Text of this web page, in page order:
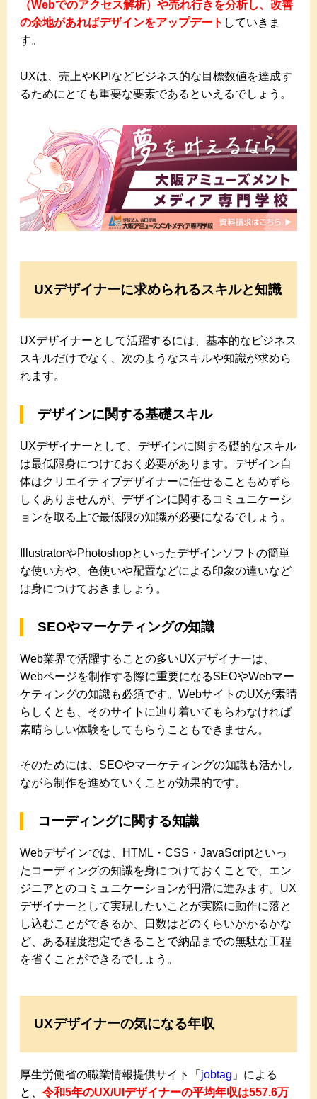
（Webでのアクセス解析）や売れ行きを分析し、改善
の余地があればデザインをアップデート していきま
す。
UXは、売上やKPIなどビジネス的な目標数値を達成す
るためにとても重要な要素であるといえるでしょう。
UXデザイナーに求められるスキルと知識
UXデザイナーとして活躍するには、基本的なビジネス
スキルだけでなく、次のようなスキルや知識が求めら
れます。
デザインに関する基礎スキル
UXデザイナーとして、デザインに関する礎的なスキル
は最低限身につけておく必要があります。デザイン自
体はクリエイティブデザイナーに任せることもめずら
しくありませんが、デザインに関するコミュニケーシ
ョンを取る上で最低限の知識が必要になるでしょう。
IllustratorやPhotoshopといったデザインソフトの簡単
な使い方や、色使いや配置などによる印象の違いなど
は身につけておきましょう。
SEOやマーケティングの知識
Web業界で活躍することの多いUXデザイナーは、
Webページを制作する際に重要になるSEOやWebマー
ケティングの知識も必須です。WebサイトのUXが素晴
らしくとも、そのサイトに辿り着いてもらわなければ
素晴らしい体験をしてもらうこともできません。
そのためには、SEOやマーケティングの知識も活かし
ながら制作を進めていくことが効果的です。
コーディングに関する知識
Webデザインでは、HTML・CSS・JavaScriptといっ
たコーディングの知識を身につけておくことで、エン
ジニアとのコミュニケーションが円滑に進みます。UX
デザイナーとして実現したいことが実際に動作に落と
し込むことができるか、日数はどのくらいかかるかな
ど、ある程度想定できることで納品までの無駄な工程
を省くことができるでしょう。
UXデザイナーの気になる年収
厚生労働省の職業情報提供サイト「 jobtag 」による
と、 令和5年のUX/UIデザイナーの平均年収は557.6万